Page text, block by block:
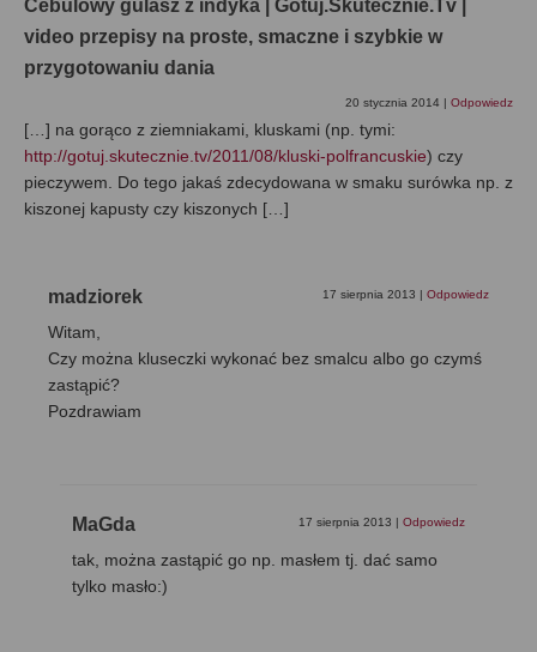
Cebulowy gulasz z indyka | Gotuj.Skutecznie.Tv |
video przepisy na proste, smaczne i szybkie w
przygotowaniu dania
20 stycznia 2014 Odpowiedz
[…] na gorąco z ziemniakami, kluskami (np. tymi:
http://gotuj.skutecznie.tv/2011/08/kluski-polfrancuskie) czy
pieczywem. Do tego jakaś zdecydowana w smaku surówka np. z
kiszonej kapusty czy kiszonych […]
madziorek 17 sierpnia 2013 Odpowiedz
Witam,
Czy można kluseczki wykonać bez smalcu albo go czymś
zastąpić?
Pozdrawiam
MaGda 17 sierpnia 2013 Odpowiedz
tak, można zastąpić go np. masłem tj. dać samo
tylko masło:)